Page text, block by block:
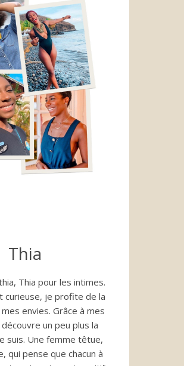
Thia
Thia pour les intimes.
curieuse, je profite de la
envies. Grâce à mes
un peu plus la
suis. Une femme têtue,
qui pense que chacun à